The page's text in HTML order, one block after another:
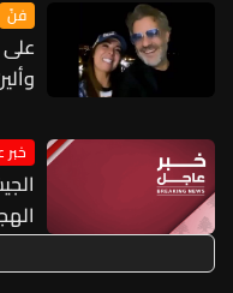
فنّ